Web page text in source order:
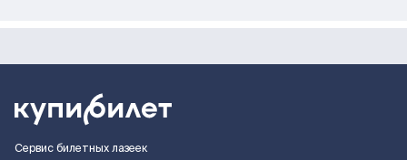
Сервис билетных лазеек